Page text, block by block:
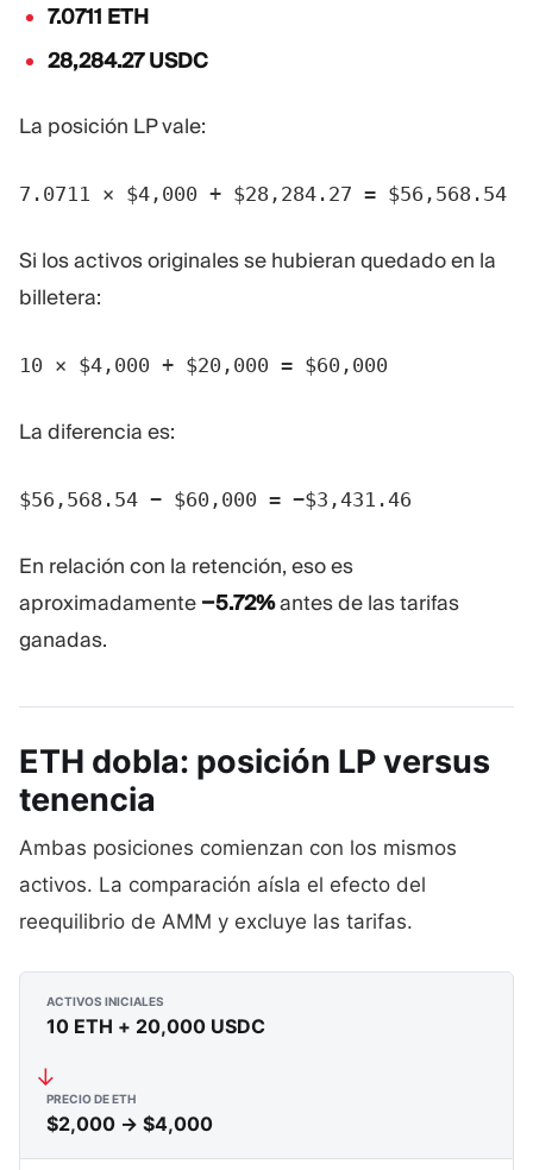
7.0711 ETH
28,284.27 USDC
La posición LP vale:
7.0711 × $4,000 + $28,284.27 = $56,568.54
Si los activos originales se hubieran quedado en la
billetera:
10 × $4,000 + $20,000 = $60,000
La diferencia es:
$56,568.54 − $60,000 = −$3,431.46
En relación con la retención, eso es
aproximadamente −5.72%antes de las tarifas
ganadas.
ETH dobla: posición LP versus
tenencia
Ambas posiciones comienzan con los mismos
activos. La comparación aísla el efecto del
reequilibrio de AMM y excluye las tarifas.
ACTIVOS INICIALES
10 ETH + 20,000 USDC
→
PRECIO DE ETH
$2,000 → $4,000